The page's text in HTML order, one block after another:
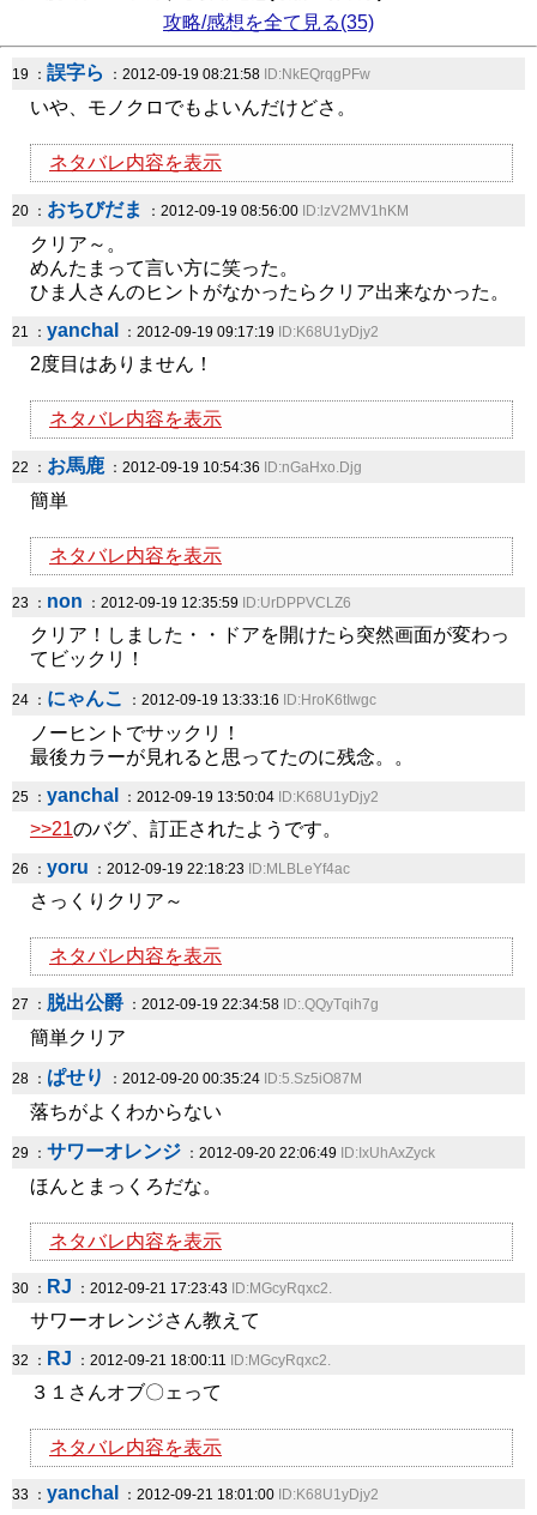
攻略/感想を全て見る(35)
19 ： 誤字ら ：2012-09-19 08:21:58 ID:NkEQrqgPFw
いや、モノクロでもよいんだけどさ。
ネタバレ内容を表示
20 ： おちびだま ：2012-09-19 08:56:00 ID:lzV2MV1hKM
クリア～。
めんたまって言い方に笑った。
ひま人さんのヒントがなかったらクリア出来なかった。
21 ： yanchal ：2012-09-19 09:17:19 ID:K68U1yDjy2
2度目はありません！
ネタバレ内容を表示
22 ： お馬鹿：2012-09-19 10:54:36 ID:nGaHxo.Djg
簡単
ネタバレ内容を表示
23 ： non ：2012-09-19 12:35:59 ID:UrDPPVCLZ6
クリア！しました・・ドアを開けたら突然画面が変わっ
てビックリ！
24 ： にゃんこ ：2012-09-19 13:33:16 ID:HroK6tIwgc
ノーヒントでサックリ！
最後カラーが見れると思ってたのに残念。。
25 ： yanchal ：2012-09-19 13:50:04 ID:K68U1yDjy2
>>21のバグ、訂正されたようです。
26 ： yoru ：2012-09-19 22:18:23 ID:MLBLeYf4ac
さっくりクリア～
ネタバレ内容を表示
27 ： 脱出公爵 ：2012-09-19 22:34:58 ID:.QQyTqih7g
簡単クリア
28 ： ぱせり ：2012-09-20 00:35:24 ID:5.Sz5iO87M
落ちがよくわからない
29 ： サワーオレンジ ：2012-09-20 22:06:49 ID:IxUhAxZyck
ほんとまっくろだな。
ネタバレ内容を表示
30 ： RJ ：2012-09-21 17:23:43 ID:MGcyRqxc2.
サワーオレンジさん教えて
32 ： RJ ：2012-09-21 18:00:11 ID:MGcyRqxc2.
３１さんオブ〇ェって
ネタバレ内容を表示
33 ： yanchal ：2012-09-21 18:01:00 ID:K68U1yDjy2